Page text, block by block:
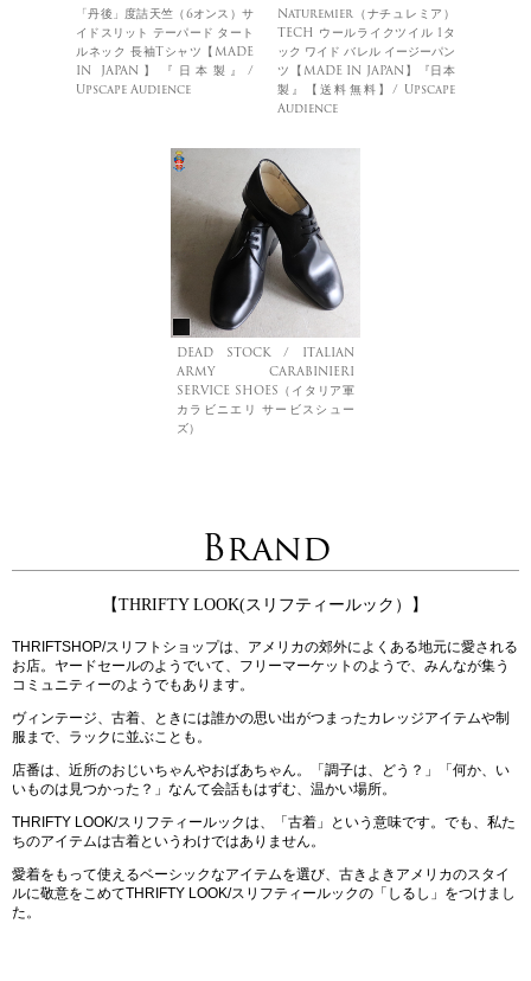
「丹後」度詰天竺（6オンス）サ
イドスリット テーパード タート
ルネック 長袖Tシャツ【MADE
IN JAPAN】『日本製』/
Upscape Audience
Naturemier（ナチュレミア）
TECH ウールライクツイル 1タ
ック ワイド バレル イージーパン
ツ【MADE IN JAPAN】『日本
製』【送料無料】/ Upscape
Audience
DEAD STOCK / ITALIAN
ARMY CARABINIERI
SERVICE SHOES（イタリア軍
カラビニエリ サービスシュー
ズ）
Brand
【THRIFTY LOOK(スリフティールック）】
THRIFTSHOP/スリフトショップは、アメリカの郊外によくある地元に愛される
お店。ヤードセールのようでいて、フリーマーケットのようで、みんなが集う
コミュニティーのようでもあります。
ヴィンテージ、古着、ときには誰かの思い出がつまったカレッジアイテムや制
服まで、ラックに並ぶことも。
店番は、近所のおじいちゃんやおばあちゃん。「調子は、どう？」「何か、い
いものは見つかった？」なんて会話もはずむ、温かい場所。
THRIFTY LOOK/スリフティールックは、「古着」という意味です。でも、私た
ちのアイテムは古着というわけではありません。
愛着をもって使えるベーシックなアイテムを選び、古きよきアメリカのスタイ
ルに敬意をこめてTHRIFTY LOOK/スリフティールックの「しるし」をつけまし
た。